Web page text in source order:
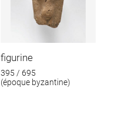
figurine
395 / 695
(époque byzantine)